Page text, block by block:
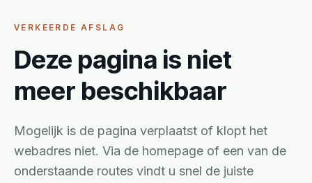
VERKEERDE AFSLAG
Deze pagina is niet
meer beschikbaar
Mogelijk is de pagina verplaatst of klopt het
webadres niet. Via de homepage of een van de
onderstaande routes vindt u snel de juiste